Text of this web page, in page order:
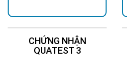
CHỨNG NHẬN
QUATEST 3